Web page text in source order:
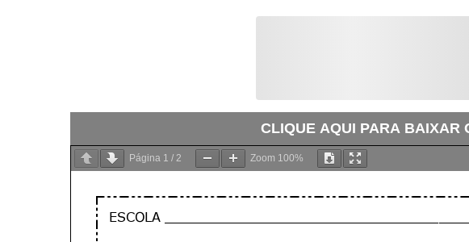
CLIQUE AQUI PARA BAIXAR
Página 1 / 2 Zoom 100%